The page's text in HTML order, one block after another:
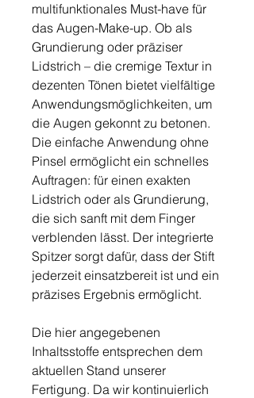
multifunktionales Must-have für
das Augen-Make-up. Ob als
Grundierung oder präziser
Lidstrich – die cremige Textur in
dezenten Tönen bietet vielfältige
Anwendungsmöglichkeiten, um
die Augen gekonnt zu betonen.
Die einfache Anwendung ohne
Pinsel ermöglicht ein schnelles
Auftragen: für einen exakten
Lidstrich oder als Grundierung,
die sich sanft mit dem Finger
verblenden lässt. Der integrierte
Spitzer sorgt dafür, dass der Stift
jederzeit einsatzbereit ist und ein
präzises Ergebnis ermöglicht.
Die hier angegebenen
Inhaltsstoffe entsprechen dem
aktuellen Stand unserer
Fertigung. Da wir kontinuierlich